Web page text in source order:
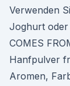
Verwenden
Joghurt oder
COMES
Hanfpulver
Aromen,